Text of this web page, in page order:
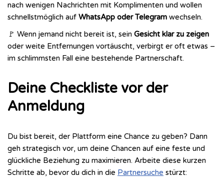
nach wenigen Nachrichten mit Komplimenten und wollen
schnellstmöglich auf WhatsApp oder Telegram wechseln.
🚩 Wenn jemand nicht bereit ist, sein Gesicht klar zu zeigen
oder weite Entfernungen vortäuscht, verbirgt er oft etwas –
im schlimmsten Fall eine bestehende Partnerschaft.
Deine Checkliste vor der
Anmeldung
Du bist bereit, der Plattform eine Chance zu geben? Dann
geh strategisch vor, um deine Chancen auf eine feste und
glückliche Beziehung zu maximieren. Arbeite diese kurzen
Schritte ab, bevor du dich in die Partnersuche stürzt: